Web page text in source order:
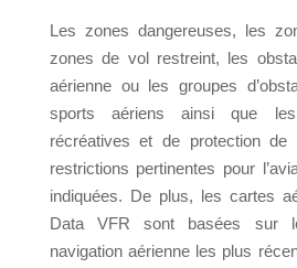
Les zones dangereuses, les
zones de vol restreint, les
aérienne ou les groupes
sports aériens ainsi que les
récréatives et de protection
restrictions pertinentes pour
indiquées. De plus, les cartes
Data VFR sont basées sur
navigation aérienne les plus